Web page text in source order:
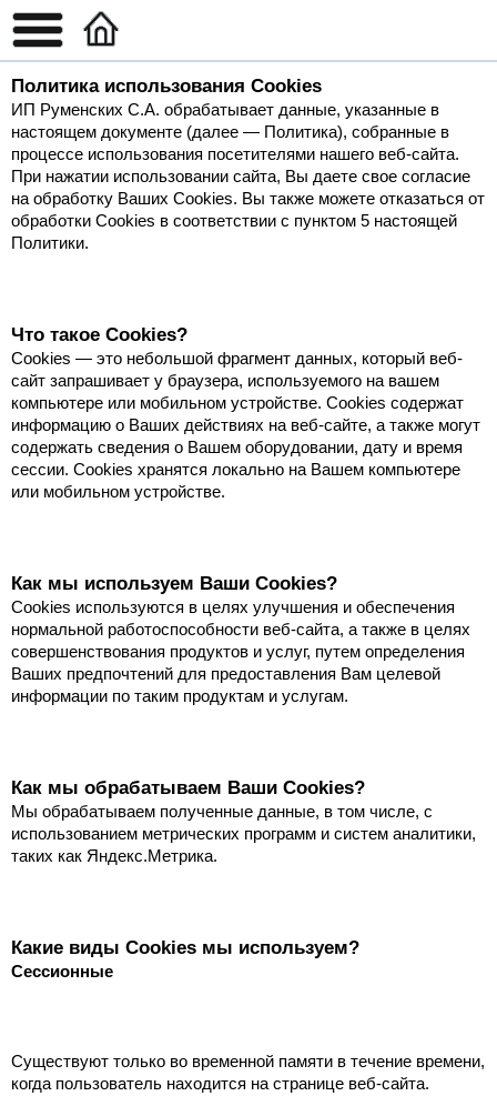
Политика использования Cookies
ИП Руменских С.А. обрабатывает данные, указанные в
настоящем документе (далее — Политика), собранные в
процессе использования посетителями нашего веб-сайта.
При нажатии использовании сайта, Вы даете свое согласие
на обработку Ваших Cookies. Вы также можете отказаться от
обработки Cookies в соответствии с пунктом 5 настоящей
Политики.
Что такое Cookies?
Сookies — это небольшой фрагмент данных, который веб-
сайт запрашивает у браузера, используемого на вашем
компьютере или мобильном устройстве. Cookies содержат
информацию о Ваших действиях на веб-сайте, а также могут
содержать сведения о Вашем оборудовании, дату и время
сессии. Сookies хранятся локально на Вашем компьютере
или мобильном устройстве.
Как мы используем Ваши Cookies?
Cookies используются в целях улучшения и обеспечения
нормальной работоспособности веб-сайта, а также в целях
совершенствования продуктов и услуг, путем определения
Ваших предпочтений для предоставления Вам целевой
информации по таким продуктам и услугам.
Как мы обрабатываем Ваши Cookies?
Мы обрабатываем полученные данные, в том числе, с
использованием метрических программ и систем аналитики,
таких как Яндекс.Метрика.
Какие виды Сookies мы используем?
Сессионные
Существуют только во временной памяти в течение времени,
когда пользователь находится на странице веб-сайта.